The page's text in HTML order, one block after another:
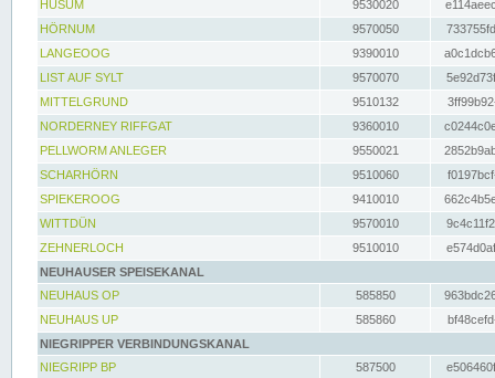
HUSUM
9530020
HÖRNUM
9570050
LANGEOOG
9390010
LIST AUF SYLT
9570070
MITTELGRUND
9510132
NORDERNEY RIFFGAT
9360010
PELLWORM ANLEGER
9550021
SCHARHÖRN
9510060
SPIEKEROOG
9410010
WITTDÜN
9570010
ZEHNERLOCH
9510010
NEUHAUSER SPEISEKANAL
NEUHAUS OP
585850
NEUHAUS UP
585860
NIEGRIPPER VERBINDUNGSKANAL
NIEGRIPP BP
587500